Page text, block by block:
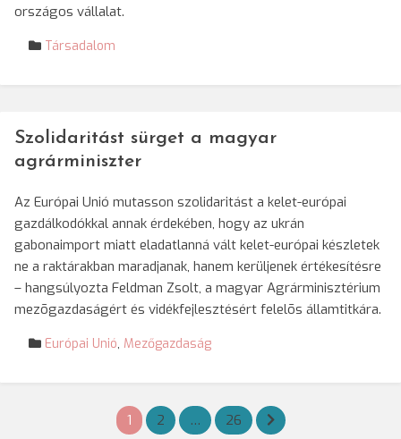
országos vállalat.
Társadalom
Szolidaritást sürget a magyar
agrárminiszter
Az Európai Unió mutasson szolidaritást a kelet-európai
gazdálkodókkal annak érdekében, hogy az ukrán
gabonaimport miatt eladatlanná vált kelet-európai készletek
ne a raktárakban maradjanak, hanem kerüljenek értékesítésre
– hangsúlyozta Feldman Zsolt, a magyar Agrárminisztérium
mezõgazdaságért és vidékfejlesztésért felelõs államtitkára.
Európai Unió, Mezőgazdaság
Bejegyzések
1 2 … 26